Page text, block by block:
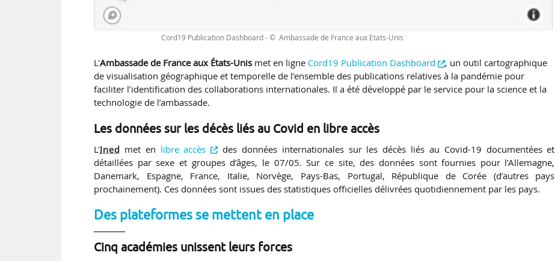
Cord19 Publication Dashboard - © Ambassade de France aux Etats-Unis
L'Ambassade de France aux États-Unis met en ligne Cord19 Publication Dashboard , un outil cartographique
de visualisation géographique et temporelle de l’ensemble des publications relatives à la pandémie pour
faciliter l’identification des collaborations internationales. Il a été développé par le service pour la science et la
technologie de l’ambassade.
Les données sur les décès liés au Covid en libre accès
L’Ined met en libre accès des données internationales sur les décès liés au Covid-19 documentées et
détaillées par sexe et groupes d’âges, le 07/05. Sur ce site, des données sont fournies pour l’Allemagne,
Danemark, Espagne, France, Italie, Norvège, Pays-Bas, Portugal, République de Corée (d’autres pays
prochainement). Ces données sont issues des statistiques officielles délivrées quotidiennement par les pays.
Des plateformes se mettent en place
Cinq académies unissent leurs forces